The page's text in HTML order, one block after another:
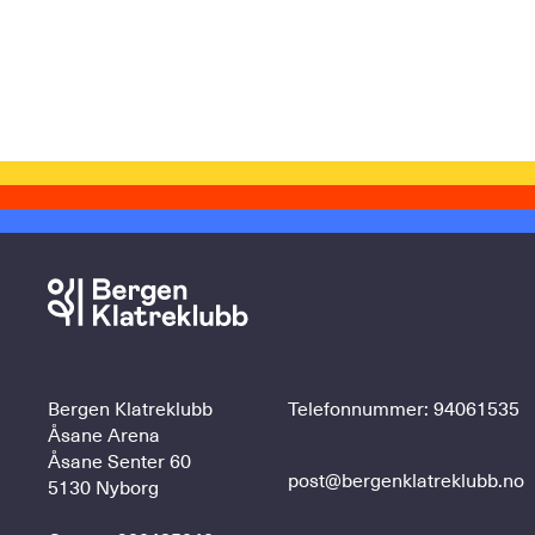
Bergen Klatreklubb
Åsane Arena
Åsane Senter 60
5130 Nyborg
Telefonnummer: 94061535
post@bergenklatreklubb.no